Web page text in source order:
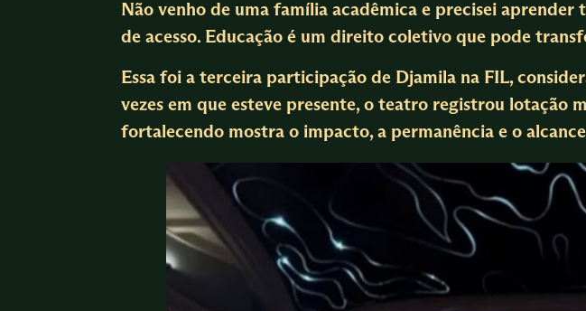
Não venho de uma família acadêmica e precisei
de acesso. Educação é um direito coletivo que pode
Essa foi a terceira participação de Djamila na FIL,
vezes em que esteve presente, o teatro registrou lotação
fortalecendo mostra o impacto, a permanência e o